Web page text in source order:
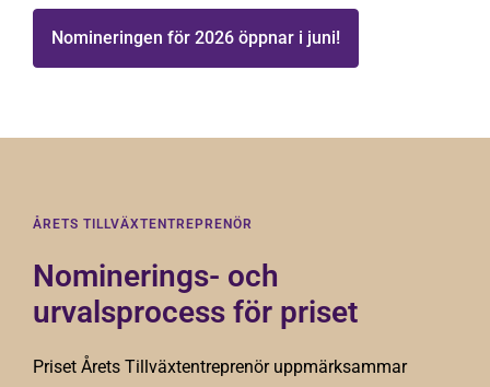
Nomineringen för 2026 öppnar i juni!
ÅRETS TILLVÄXTENTREPRENÖR
Nominerings- och
urvalsprocess för priset
Priset Årets Tillväxtentreprenör uppmärksammar